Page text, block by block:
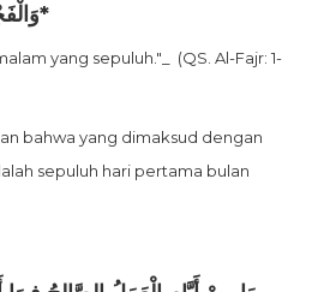
*وَالْفَجْرِ (١) وَلَيَالٍ عَشْرٍ (٢)*
yang sepuluh."_ (QS. Al-Fajr: 1-
bahwa yang dimaksud dengan
sepuluh hari pertama bulan